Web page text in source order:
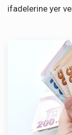
ifadelerine yer